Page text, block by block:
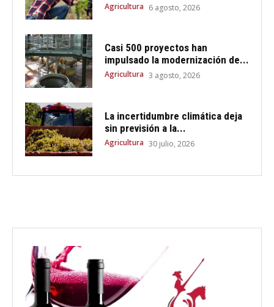
Agricultura 6 agosto, 2026
Casi 500 proyectos han
impulsado la modernización de...
Agricultura 3 agosto, 2026
La incertidumbre climática deja
sin previsión a la...
Agricultura 30 julio, 2026